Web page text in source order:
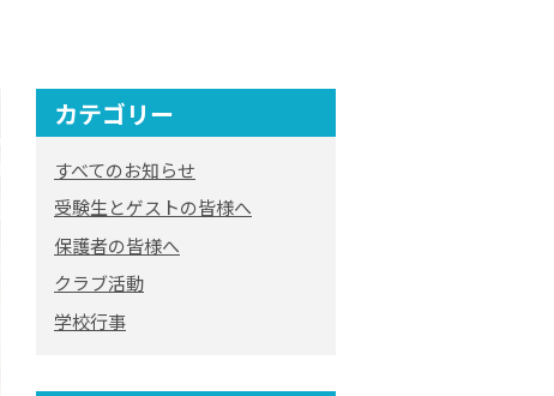
カテゴリー
すべてのお知らせ
受験生とゲストの皆様へ
保護者の皆様へ
クラブ活動
学校行事